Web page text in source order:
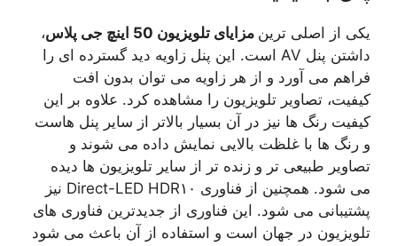
یکی از اصلی ترین مزایای تلویزیون 50 اینچ جی پلاس
،
داشتن پنل AV است. این پنل زاویه دید گسترده ای را
فراهم می آورد و از هر زاویه می توان بدون افت
کیفیت، تصاویر تلویزیون را مشاهده کرد. علاوه بر این
کیفیت رنگ ها نیز در آن بسیار بالاتر از سایر پنل هاست
و رنگ ها با غلظت بالایی نمایش داده می شوند و
تصاویر طبیعی تر و زنده تر از سایر تلویزیون ها دیده
می شود. همچنین از فناوری Direct-LED HDR۱۰ نیز
پشتیبانی می شود. این فناوری از جدیدترین فناوری های
تلویزیون در جهان است و استفاده از آن باعث می شود